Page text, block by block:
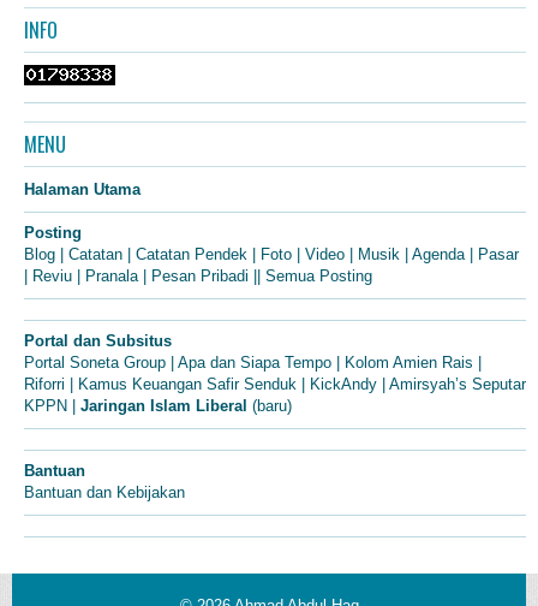
INFO
MENU
Halaman Utama
Posting
Blog
Catatan Catatan Pendek Foto Video Musik Agenda|
Pasar
Reviu Pranala| Pesan Pribadi Semua Posting
Portal dan Subsitus
Portal Soneta Group
Apa dan Siapa Tempo Kolom Amien Rais
Riforri
Kamus Keuangan Safir Senduk KickAndy
Amirsyah’s Seputar
KPPN
Jaringan Islam Liberal (baru)
Bantuan
Bantuan dan Kebijakan